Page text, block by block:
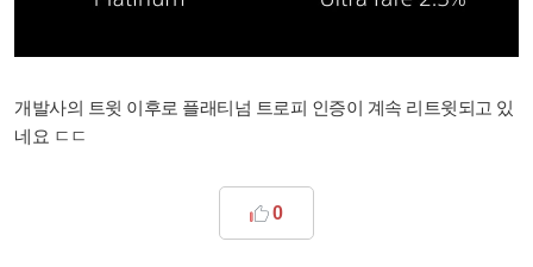
개발사의 트윗 이후로 플래티넘 트로피 인증이 계속 리트윗되고 있
네요 ㄷㄷ
0